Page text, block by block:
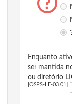
Enquanto
ser mantida
ou diretório
[OSPS-LE-03.01]